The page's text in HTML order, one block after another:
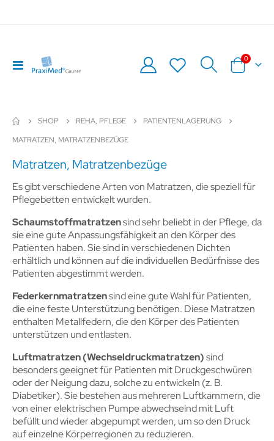
Navigation
umschalten
Warenkorb
0Artikel
SHOP REHA, PFLEGE
PATIENTENLAGERUNG
MATRATZEN, MATRATZENBEZÜGE
Matratzen, Matratzenbezüge
Es gibt verschiedene Arten von Matratzen, die speziell für
Pflegebetten entwickelt wurden.
Schaumstoffmatratzensind sehr beliebt in der Pflege, da
sie eine gute Anpassungsfähigkeit an den Körper des
Patienten haben. Sie sind in verschiedenen Dichten
erhältlich und können auf die individuellen Bedürfnisse des
Patienten abgestimmt werden.
Federkernmatratzensind eine gute Wahl für Patienten,
die eine feste Unterstützung benötigen. Diese Matratzen
enthalten Metallfedern, die den Körper des Patienten
unterstützen und entlasten.
Luftmatratzen (Wechseldruckmatratzen)sind
besonders geeignet für Patienten mit Druckgeschwüren
oder der Neigung dazu, solche zu entwickeln (z. B.
Diabetiker). Sie bestehen aus mehreren Luftkammern, die
von einer elektrischen Pumpe abwechselnd mit Luft
befüllt und wieder abgepumpt werden, um so den Druck
auf einzelne Körperregionen zu reduzieren.